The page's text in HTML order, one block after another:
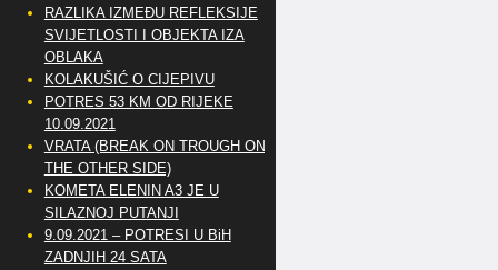
RAZLIKA IZMEĐU REFLEKSIJE
SVIJETLOSTI I OBJEKTA IZA
OBLAKA
KOLAKUŠIĆ O CIJEPIVU
POTRES 53 KM OD RIJEKE
10.09.2021
VRATA (BREAK ON TROUGH ON
THE OTHER SIDE)
KOMETA ELENIN A3 JE U
SILAZNOJ PUTANJI
9.09.2021 – POTRESI U BiH
ZADNJIH 24 SATA